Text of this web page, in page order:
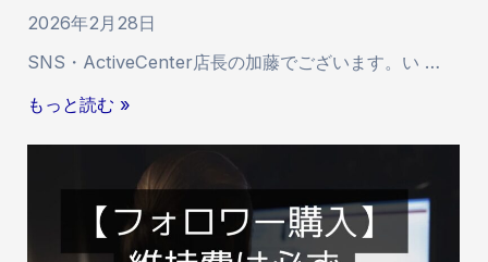
に
関
る
多
籍
い
ね
2026年2月28日
SNS・ActiveCenter店長の加藤でございます。い …
【
もっと読む »